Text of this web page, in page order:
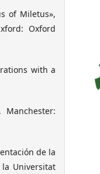
of Miletus»,
Oxford
with a
Manchester:
de la
Universitat